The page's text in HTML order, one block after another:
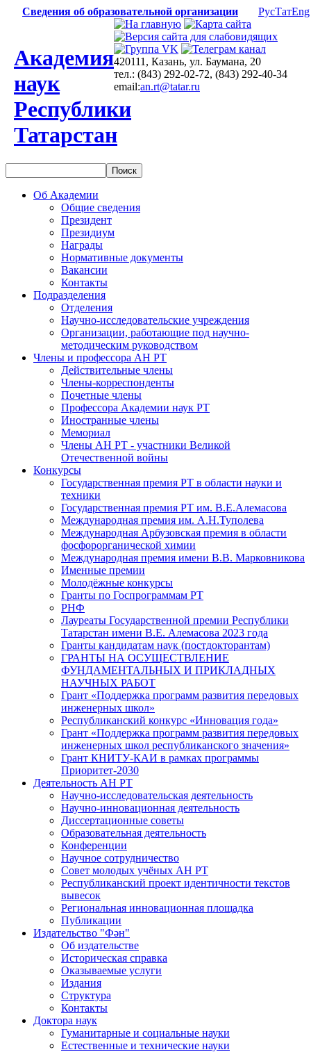
Сведения об образовательной организации РусТатEng
Академия
наук
Республики
Татарстан
420111, Казань, ул. Баумана, 20
тел.: (843) 292-02-72, (843) 292-40-34
email:an.rt@tatar.ru
Об Академии
Общие сведения
Президент
Президиум
Награды
Нормативные документы
Вакансии
Контакты
Подразделения
Отделения
Научно-исследовательские учреждения
Организации, работающие под научно-
методическим руководством
Члены и профессора АН РТ
Действительные члены
Члены-корреспонденты
Почетные члены
Профессора Академии наук РТ
Иностранные члены
Мемориал
Члены АН РТ - участники Великой
Отечественной войны
Конкурсы
Государственная премия РТ в области науки и
техники
Государственная премия РТ им. В.Е.Алемасова
Международная премия им. А.Н.Туполева
Международная Арбузовская премия в области
фосфорорганической химии
Международная премия имени В.В. Марковникова
Именные премии
Молодёжные конкурсы
Гранты по Госпрограммам РТ
РНФ
Лауреаты Государственной премии Республики
Татарстан имени В.Е. Алемасова 2023 года
Гранты кандидатам наук (постдокторантам)
ГРАНТЫ НА ОСУЩЕСТВЛЕНИЕ
ФУНДАМЕНТАЛЬНЫХ И ПРИКЛАДНЫХ
НАУЧНЫХ РАБОТ
Грант «Поддержка программ развития передовых
инженерных школ»
Республиканский конкурс «Инновация года»
Грант «Поддержка программ развития передовых
инженерных школ республиканского значения»
Грант КНИТУ-КАИ в рамках программы
Приоритет-2030
Деятельность АН РТ
Научно-исследовательская деятельность
Научно-инновационная деятельность
Диссертационные советы
Образовательная деятельность
Конференции
Научное сотрудничество
Совет молодых учёных АН РТ
Республиканский проект идентичности текстов
вывесок
Региональная инновационная площадка
Публикации
Издательство "Фән"
Об издательстве
Историческая справка
Оказываемые услуги
Издания
Структура
Контакты
Доктора наук
Гуманитарные и социальные науки
Естественные и технические науки